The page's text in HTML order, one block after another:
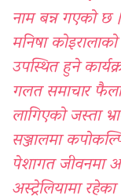
नाम बन्न गएको छ
मनिषा
उपस्थित हुने
गलत समाचार
लागिएको जस्ता
सञ्जालमा
पेशागत जीवनमा
अस्ट्रेलियामा